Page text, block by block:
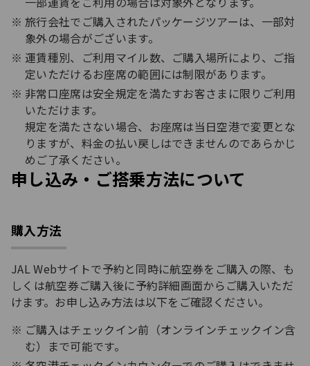
旅行会社でご購入されたパッケージツアーは、一部対
象外の場合がございます。
運賃種別、ご利用マイル数、ご購入場所により、ご指
定いただけるお座席の範囲には制限があります。
非常口座席は安全規定を満たすお客さまに限りご利用
いただけます。
規定を満たさない場合、お座席は当日空港で変更とな
りますが、料金の払い戻しはできませんのであらかじ
めご了承ください。
申し込み・ご搭乗方法について
購入方法
JAL Webサイトで予約と同時に航空券をご購入の際、も
しくは航空券ご購入後に予約詳細画面からご購入いただ
けます。お申し込み方法は以下をご確認ください。
ご購入はチェックイン前（オンラインチェックイン含
む）まで可能です。